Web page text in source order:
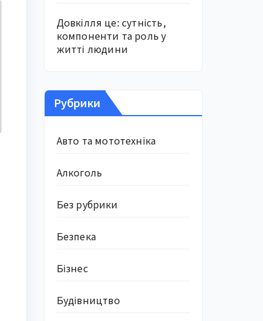
Довкілля це: сутність,
компоненти та роль у
житті людини
Рубрики
Авто та мототехніка
Алкоголь
Без рубрики
Безпека
Бізнес
Будівництво